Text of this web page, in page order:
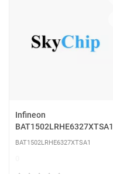
Infineon
BAT1502LRHE6327XTSA1
BAT1502LRHE6327XTSA1